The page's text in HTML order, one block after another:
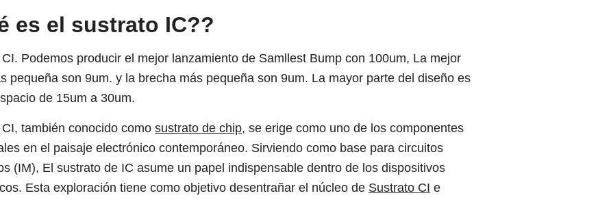
es el sustrato IC??
Podemos producir el mejor lanzamiento de Samllest Bump con 100um, La mejor
pequeña son 9um. y la brecha más pequeña son 9um. La mayor parte del diseño es
de 15um a 30um.
también conocido como sustrato de chip, se erige como uno de los componentes
en el paisaje electrónico contemporáneo. Sirviendo como base para circuitos
(IM), El sustrato de IC asume un papel indispensable dentro de los dispositivos
Esta exploración tiene como objetivo desentrañar el núcleo de Sustrato CI e